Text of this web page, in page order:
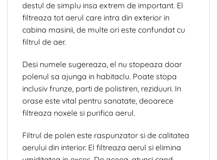
destul de simplu insa extrem de important. El
filtreaza tot aerul care intra din exterior in
cabina masinii, de multe ori este confundat cu
filtrul de aer.
Desi numele sugereaza, el nu stopeaza doar
polenul sa ajunga in habitaclu. Poate stopa
inclusiv frunze, parti de polistiren, reziduuri. In
orase este vital pentru sanatate, deoarece
filtreaza noxele si purifica aerul.
Filtrul de polen este raspunzator si de calitatea
aerului din interior. El filtreaza aerul si elimina